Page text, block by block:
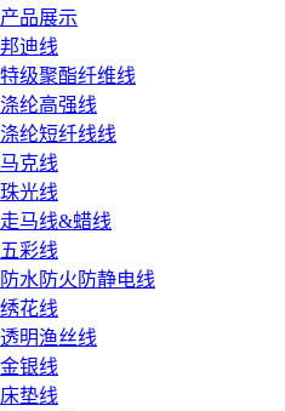
产品展示
邦迪线
特级聚酯纤维线
涤纶高强线
涤纶短纤线线
马克线
珠光线
走马线&蜡线
五彩线
防水防火防静电线
绣花线
透明渔丝线
金银线
床垫线